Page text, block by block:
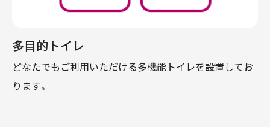
多目的トイレ
どなたでもご利用いただける多機能トイレを設置してお
ります。